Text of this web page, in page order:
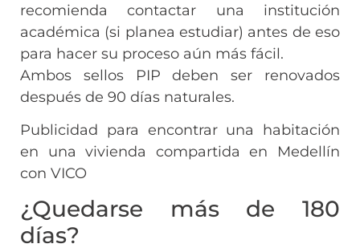
recomienda contactar una institución
académica (si planea estudiar) antes de eso
para hacer su proceso aún más fácil.
Ambos sellos PIP deben ser renovados
después de 90 días naturales.
Publicidad para encontrar una habitación
en una vivienda compartida en Medellín
con VICO
¿Quedarse más de 180
días?